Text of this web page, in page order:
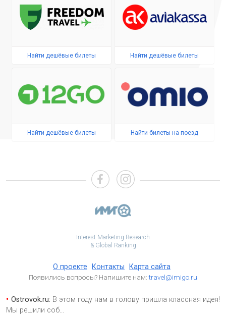
Найти дешёвые билеты Найти дешёвые билеты
Найти дешёвые билеты Найти билеты на поезд
Interest Marketing Research
& Global Ranking
О проекте Контакты Карта сайта
Появились вопросы? Напишите нам:travel@imigo.ru
Ostrovok.ru: В этом году нам в голову пришла классная идея!
Мы решили соб...